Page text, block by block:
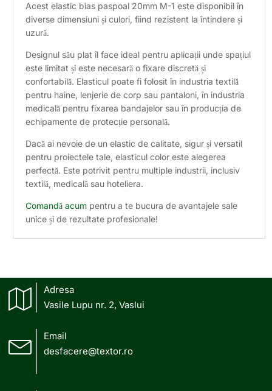
Acest elastic bias paspoal 20mm M-1 este disponibil în
diverse dimensiuni și culori, fiind rezistent la întindere și
uzură.
Designul său plat îl face ideal pentru aplicații unde spațiul
este limitat și este necesară o fixare discretă și
confortabilă. Elasticul poate fi folosit în industria textilă
pentru haine, lenjerie de corp sau pantaloni, în industria
medicală pentru fixarea bandajelor sau în producția de
echipamente de protecție personală.
Dacă ai nevoie de un elastic de calitate, sigur și versatil
pentru proiectele tale, elasticul color este alegerea
perfectă. Este potrivit pentru multiple industrii, inclusiv
textilă, medicală sau hoteliera.
Comandă acum pentru a te bucura de avantajele sale
unice și de rezultate profesionale!
Adresa
Vasile Lupu nr. 2, Vaslui
Email
desfacere@textor.ro